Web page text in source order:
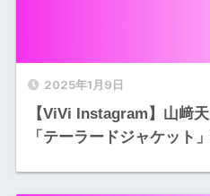
2025年1月9日
【ViVi Instagram】山﨑
「テーラードジャケット